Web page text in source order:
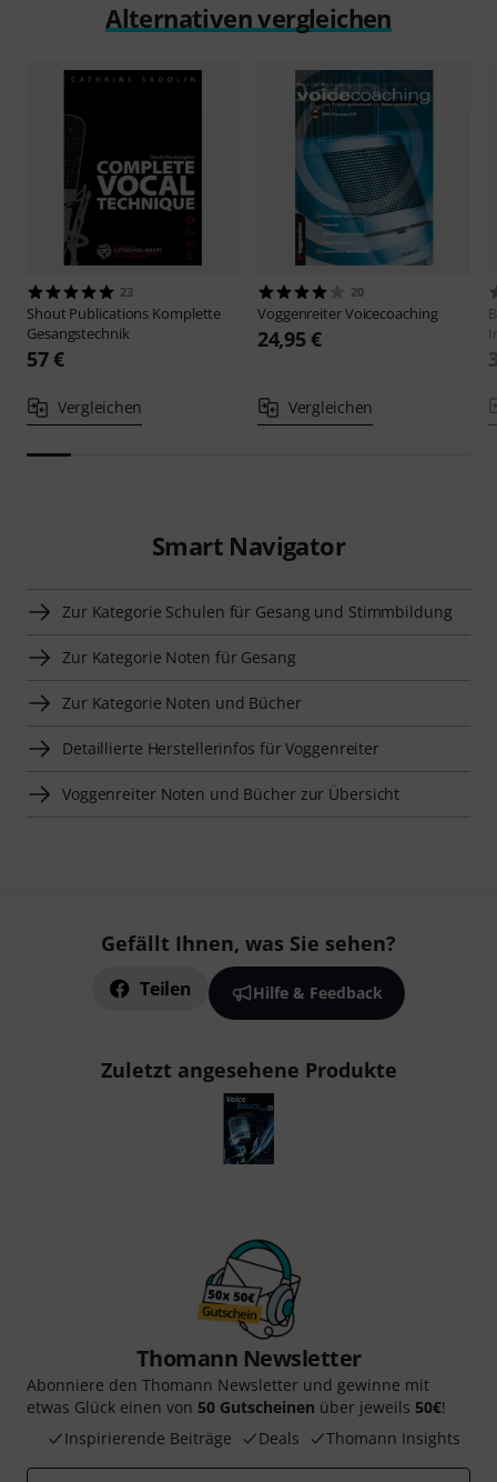
Alternativen vergleichen
23
Shout Publications Komplette
Gesangstechnik
57 €
Vergleichen
20
VoggenreiterVoicecoaching
24,95 €
Vergleichen
Smart Navigator
Zur Kategorie Schulen für Gesang und Stimmbildung
Zur Kategorie Noten für Gesang
Zur Kategorie Noten und Bücher
Detaillierte Herstellerinfos für Voggenreiter
Voggenreiter Noten und Bücher zur Übersicht
Gefällt Ihnen, was Sie sehen?
Teilen Hilfe & Feedback
Zuletzt angesehene Produkte
Thomann Newsletter
Abonniere den Thomann Newsletter und gewinne mit
etwas Glück einen von 50 Gutscheinen über jeweils 50€!
Inspirierende Beiträge
Deals Thomann Insights